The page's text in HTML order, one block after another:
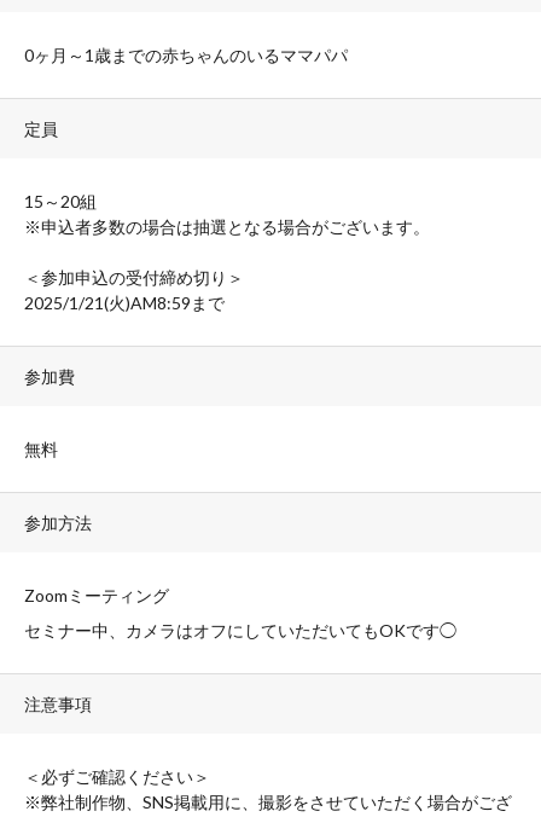
0ヶ月～1歳までの赤ちゃんのいるママパパ
定員
15～20組
※申込者多数の場合は抽選となる場合がございます。
＜参加申込の受付締め切り＞
2025/1/21(火)AM8:59まで
参加費
無料
参加方法
Zoomミーティング
セミナー中、カメラはオフにしていただいてもOKです◯
注意事項
＜必ずご確認ください＞
※弊社制作物、SNS掲載用に、撮影をさせていただく場合がござ